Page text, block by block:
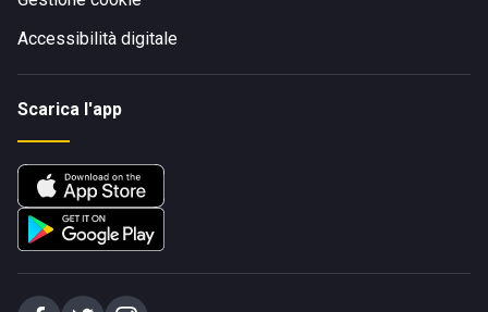
Accessibilità digitale
Scarica l'app